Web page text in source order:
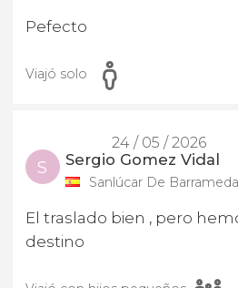
Pefecto
Viajó solo
24 / 05 / 2026
S Sergio Gomez Vidal
Sanlúcar De
El traslado bien , pero
destino